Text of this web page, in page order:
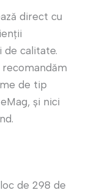
direct cu
de calitate.
de tip
și nici
de 298 de